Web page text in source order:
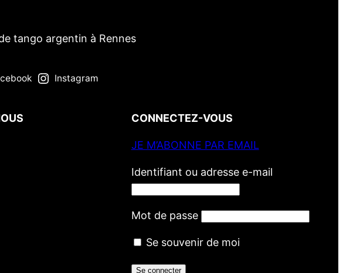
tango argentin à Rennes
Instagram
CONNECTEZ-VOUS
JE M’ABONNE PAR EMAIL
Identifiant ou adresse e-mail
Mot de passe
Se souvenir de moi